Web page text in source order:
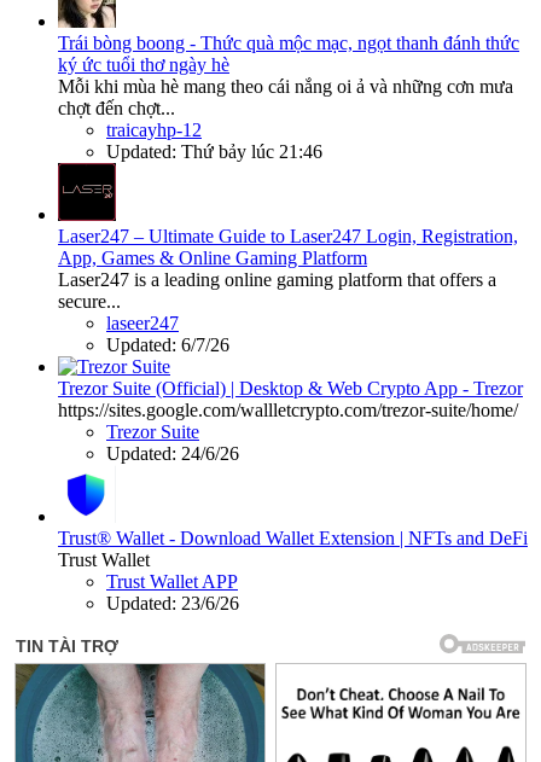
Trái bòng boong - Thức quà mộc mạc, ngọt thanh đánh thức
ký ức tuổi thơ ngày hè
Mỗi khi mùa hè mang theo cái nắng oi ả và những cơn mưa
chợt đến chợt...
traicayhp-12
Updated: Thứ bảy lúc 21:46
Laser247 – Ultimate Guide to Laser247 Login, Registration,
App, Games & Online Gaming Platform
Laser247 is a leading online gaming platform that offers a
secure...
laseer247
Updated: 6/7/26
Trezor Suite (Official) | Desktop & Web Crypto App - Trezor
https://sites.google.com/wallletcrypto.com/trezor-suite/home/
Trezor Suite
Updated: 24/6/26
Trust® Wallet - Download Wallet Extension | NFTs and DeFi
Trust Wallet
Trust Wallet APP
Updated: 23/6/26